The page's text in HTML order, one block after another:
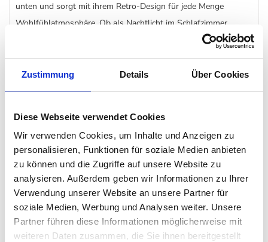
Zustimmung Details Über Cookies
Diese Webseite verwendet Cookies
Wir verwenden Cookies, um Inhalte und Anzeigen zu
personalisieren, Funktionen für soziale Medien anbieten
zu können und die Zugriffe auf unsere Website zu
analysieren. Außerdem geben wir Informationen zu Ihrer
Verwendung unserer Website an unsere Partner für
soziale Medien, Werbung und Analysen weiter. Unsere
Partner führen diese Informationen möglicherweise mit
weiteren Daten zusammen, die Sie ihnen bereitgestellt
unten und sorgt mit ihrem Retro-Design für jede Menge
Wohlfühlatmosphäre. Ob als Nachtlicht im Schlafzimmer,
Lichtquelle im Flur oder Dekoleuchte im Wohnzimmer – die
DCWWandleuchte No 304 ist ein echter Blickfang in Ihren
Räumlichkeiten.
modern-elegantes Design
für die gezielte Beleuchtung
flexibel verstellbar
Details